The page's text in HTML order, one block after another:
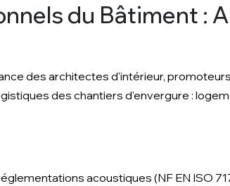
du Bâtiment :
des architectes d'intérieur,
des chantiers d'envergure :
acoustiques (NF EN ISO